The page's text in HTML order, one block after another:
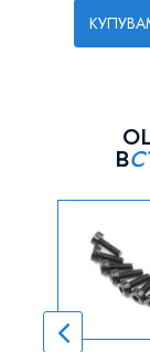
в